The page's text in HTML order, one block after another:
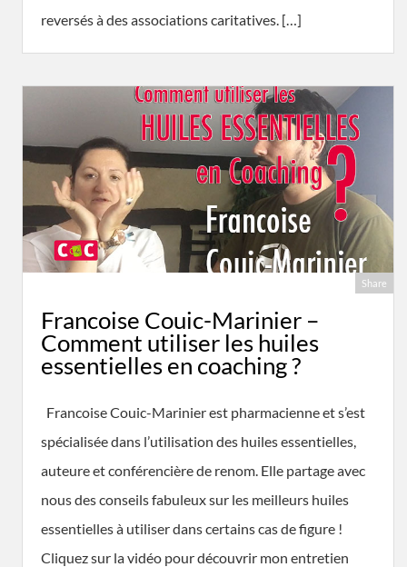
reversés à des associations caritatives. […]
Share
Francoise Couic-Marinier –
Comment utiliser les huiles
essentielles en coaching ?
Francoise Couic-Marinier est pharmacienne et s’est
spécialisée dans l’utilisation des huiles essentielles,
auteure et conférencière de renom. Elle partage avec
nous des conseils fabuleux sur les meilleurs huiles
essentielles à utiliser dans certains cas de figure !
Cliquez sur la vidéo pour découvrir mon entretien